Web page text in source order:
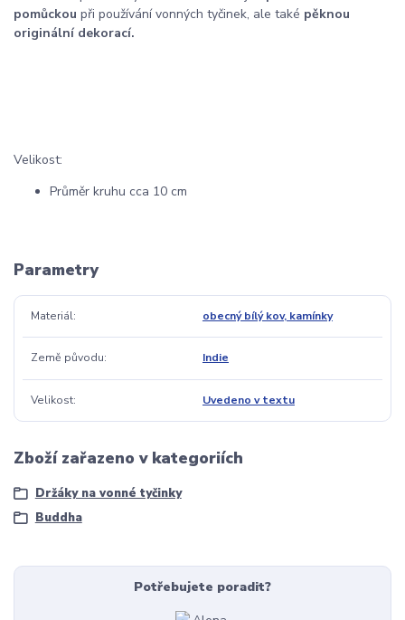
pomůckou při používání vonných tyčinek, ale také pěknou
originální dekorací.
Velikost:
Průměr kruhu cca 10 cm
Parametry
Materiál obecný bílý kov, kamínky
Země původu Indie
Velikost Uvedeno v textu
Zboží zařazeno v kategoriích
Držáky na vonné tyčinky
Buddha
Potřebujete poradit?